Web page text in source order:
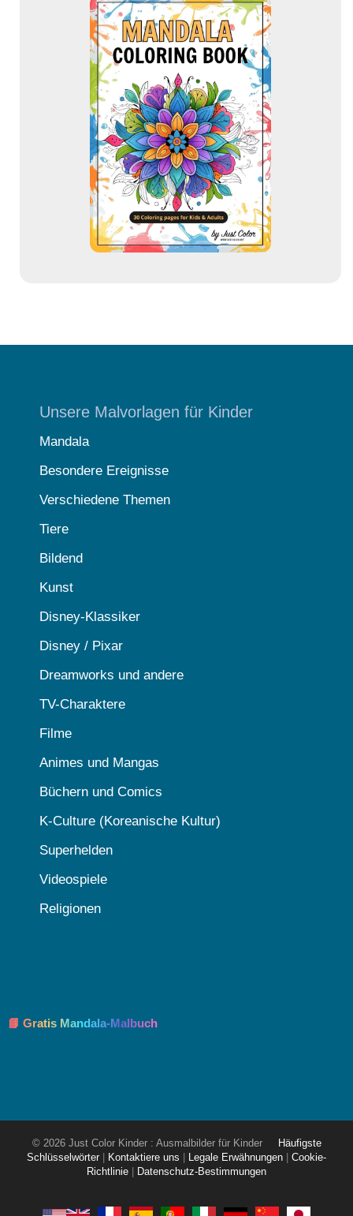
Unsere Malvorlagen für Kinder
Mandala
Besondere Ereignisse
Verschiedene Themen
Tiere
Bildend
Kunst
Disney-Klassiker
Disney / Pixar
Dreamworks und andere
TV-Charaktere
Filme
Animes und Mangas
Büchern und Comics
K-Culture (Koreanische Kultur)
Superhelden
Videospiele
Religionen
📘 Gratis Mandala-Malbuch
© 2026 Just Color Kinder : Ausmalbilder für Kinder
Häufigste
Schlüsselwörter
Kontaktiere uns Legale Erwähnungen
Cookie-
Richtlinie
Datenschutz-Bestimmungen